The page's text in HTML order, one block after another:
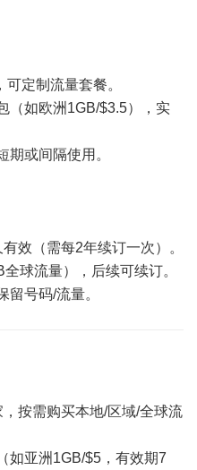
可定制流量套餐。
（如欧洲1GB/$3.5），实
期或间隔使用。
效（需每2年续订一次）。
球流量），后续可续订。
留号码/流量。
，按需购买本地/区域/全球流
如亚洲1GB/$5，有效期7